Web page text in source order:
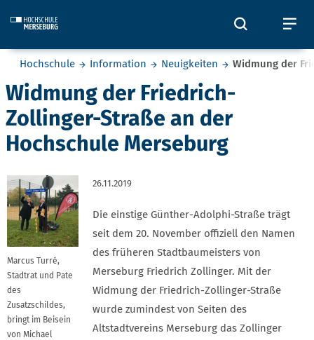
Öffnet
Sie befinden sich hier:
Hochschule Information Neuigkeiten Widmung der
Widmung der Friedrich-
Zollinger-Straße an der
Hochschule Merseburg
Marcus Turré,
Stadtrat und Pate
des
Zusatzschildes,
bringt im Beisein
von Michael
26.11.2019
Die einstige Günther-Adolphi-Straße trägt
seit dem 20. November offiziell den Namen
des früheren Stadtbaumeisters von
Merseburg Friedrich Zollinger. Mit der
Widmung der Friedrich-Zollinger-Straße
wurde zumindest von Seiten des
Altstadtvereins Merseburg das Zollinger